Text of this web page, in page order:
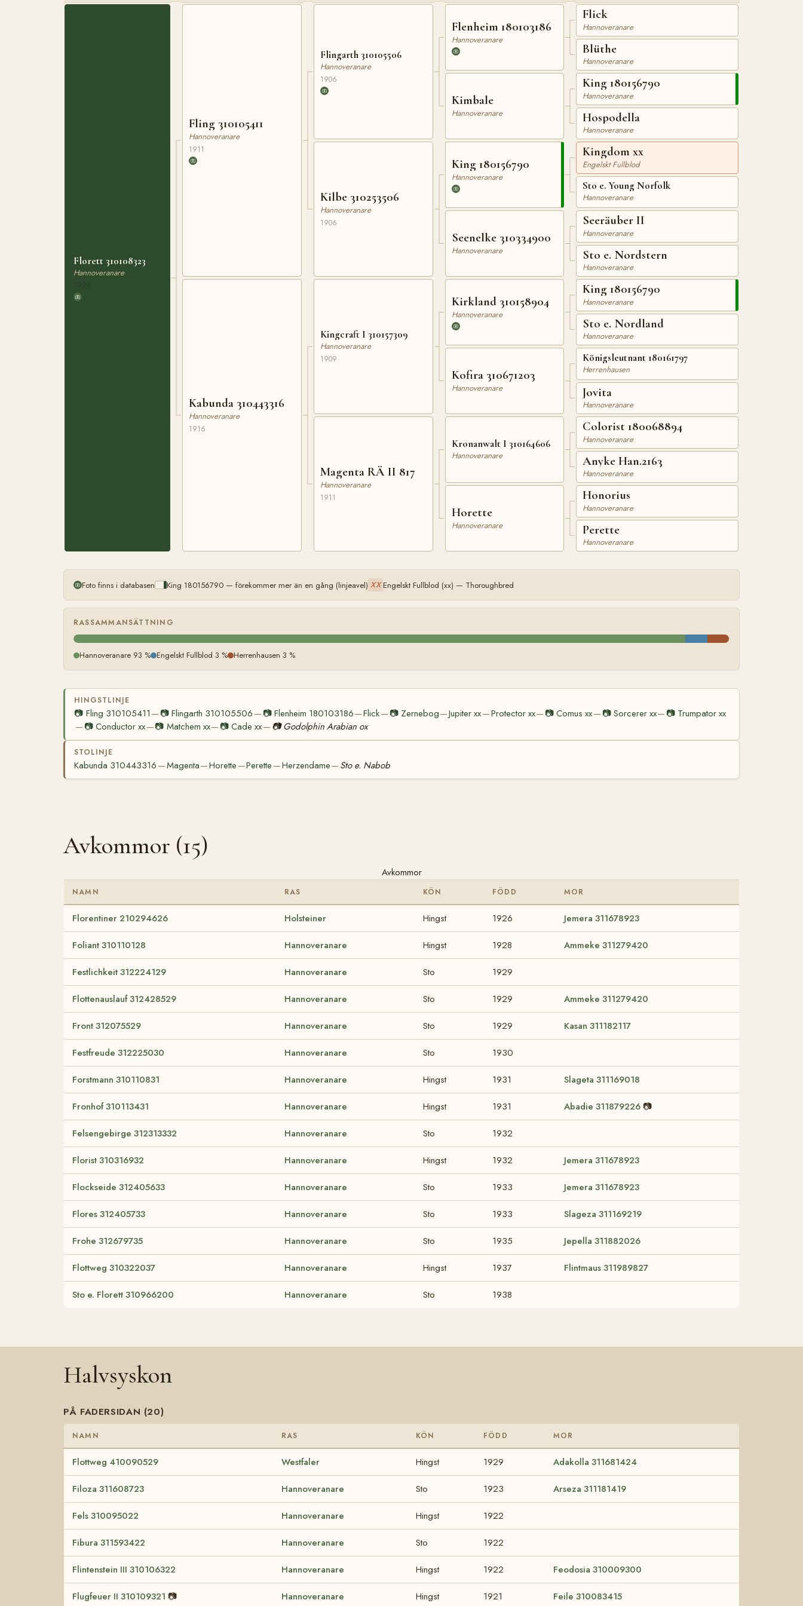
Florett 310108323
Hannoveranare
Fling 310105411
Hannoveranare
1911
Kabunda 310443316
Hannoveranare
1916
Flingarth 310105506
Hannoveranare
1906
Kilbe 310253506
Hannoveranare
1906
Kingcraft I 310157309
Hannoveranare
1909
Magenta RÄ II 817
Hannoveranare
1911
Flenheim 180103186
Hannoveranare
Kimbale
Hannoveranare
King 180156790
Hannoveranare
Seenelke 310334900
Hannoveranare
Kirkland 310158904
Hannoveranare
Kofira 310671203
Hannoveranare
Kronanwalt I 310164606
Hannoveranare
Horette
Hannoveranare
Flick
Hannoveranare
Blüthe
Hannoveranare
King 180156790
Hannoveranare
Hospodella
Hannoveranare
Kingdom xx
Engelskt Fullblod
Sto e. Young Norfolk
Hannoveranare
Seeräuber II
Hannoveranare
Sto e. Nordstern
Hannoveranare
King 180156790
Hannoveranare
Sto e. Nordland
Hannoveranare
Königsleutnant 180161797
Herrenhausen
Jovita
Hannoveranare
Colorist 180068894
Hannoveranare
Anyke Han.2163
Hannoveranare
Honorius
Hannoveranare
Perette
Hannoveranare
Foto finns i databasen King 180156790 — förekommer mer än en gång (linjeavel) XX Engelskt Fullblod (xx) — Thoroughbred
RASSAMMANSÄTTNING
Hannoveranare 93 % Engelskt Fullblod 3 % Herrenhausen 3 %
HINGSTLINJE
📷 Fling 310105411 — 📷Flingarth 310105506 — 📷 Flenheim 180103186—Flick— 📷 Zernebog—Jupiter xx—Protector xx— 📷Comus xx— 📷 Sorcerer xx— 📷 Trumpator xx
— 📷Conductor xx—📷 Matchem xx— 📷Cade xx— 📷 Godolphin Arabian ox
STOLINJE
Kabunda 310443316 —Magenta—Horette —Perette —Herzendame— Sto e. Nabob
Avkommor (15)
Avkommor
NAMN RAS KÖN FÖDD MOR
Florentiner 210294626 Holsteiner Hingst 1926 Jemera 311678923
Foliant 310110128 Hannoveranare Hingst 1928 Ammeke 311279420
Festlichkeit 312224129 Hannoveranare Sto 1929
Flottenauslauf 312428529 Hannoveranare Sto 1929 Ammeke 311279420
Front 312075529 Hannoveranare Sto 1929 Kasan 311182117
Festfreude 312225030 Hannoveranare Sto 1930
Forstmann 310110831 Hannoveranare Hingst 1931 Slageta 311169018
Fronhof 310113431 Hannoveranare Hingst 1931 Abadie 311879226 📷
Felsengebirge 312313332 Hannoveranare Sto 1932
Florist 310316932 Hannoveranare Hingst 1932 Jemera 311678923
Flockseide 312405633 Hannoveranare Sto 1933 Jemera 311678923
Flores 312405733 Hannoveranare Sto 1933 Slageza 311169219
Frohe 312679735 Hannoveranare Sto 1935 Jepella 311882026
Flottweg 310322037 Hannoveranare Hingst 1937 Flintmaus 311989827
Sto e. Florett 310966200 Hannoveranare Sto 1938
Halvsyskon
PÅ FADERSIDAN (20)
NAMN RAS KÖN FÖDD MOR
Flottweg 410090529 Westfaler Hingst 1929 Adakolla 311681424
Filoza 311608723 Hannoveranare Sto 1923 Arseza 311181419
Fels 310095022 Hannoveranare Hingst 1922
Fibura 311593422 Hannoveranare Sto 1922
Flintenstein III 310106322 Hannoveranare Hingst 1922 Feodosia 310009300
Flugfeuer II 310109321 📷 Hannoveranare Hingst 1921 Feile 310083415